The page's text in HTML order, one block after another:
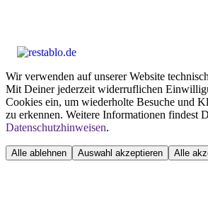
Wir verwenden auf unserer Website
Mit Deiner jederzeit widerruflichen
Cookies ein, um wiederholte Besuche und
zu erkennen. Weitere Informationen findest
Datenschutzhinweisen.
Alle ablehnen Auswahl akzeptieren Alle